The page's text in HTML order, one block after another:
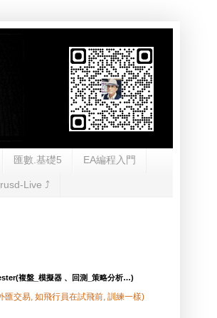
匯數.基礎5 EA編程入門
Live ⤴︎
複盤_模擬器 、回測_策略分析…)
匯交易, 如飛行員在試飛前, 訓練一樣)